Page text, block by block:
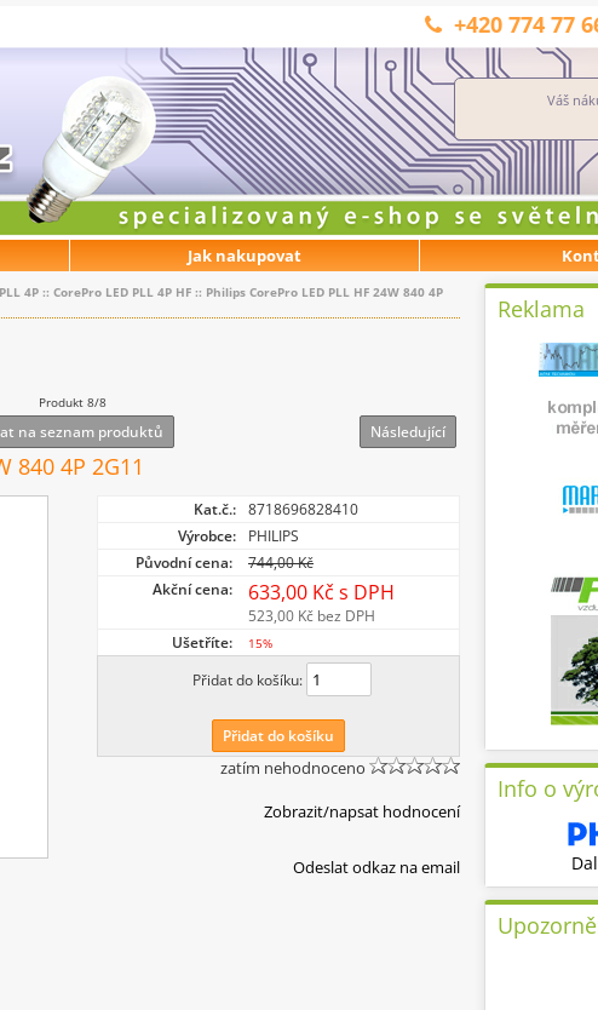
+420 774 77
Váš
Jak nakupovat
4P :: CorePro LED PLL 4P HF :: Philips CorePro LED PLL HF 24W 840 4P
Produkt 8/8
na seznam produktů Následující
840 4P 2G11
Kat.č.: 8718696828410
Výrobce:
PHILIPS
Původní cena:
744,00 Kč
Akční cena:
633,00 Kč s DPH
523,00 Kč bez DPH
Ušetříte:
15%
Přidat do košíku:
Přidat do košíku
zatím nehodnoceno
Zobrazit/napsat hodnocení
Odeslat odkaz na email
Reklama
Info o